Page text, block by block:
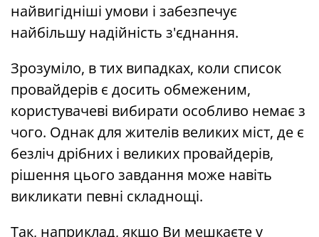
найвигідніші умови і забезпечує
найбільшу надійність з'єднання.
Зрозуміло, в тих випадках, коли список
провайдерів є досить обмеженим,
користувачеві вибирати особливо немає з
чого. Однак для жителів великих міст, де є
безліч дрібних і великих провайдерів,
рішення цього завдання може навіть
викликати певні складнощі.
Так, наприклад, якщо Ви мешкаєте у